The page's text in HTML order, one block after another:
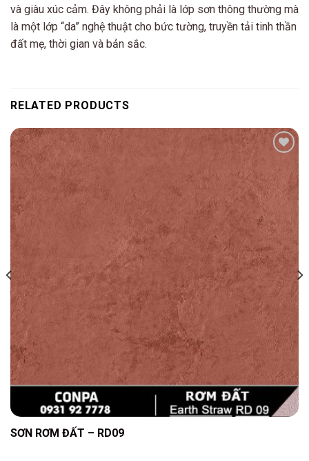
và giàu xúc cảm. Đây không phải là lớp sơn thông thường mà
là một lớp “da” nghệ thuật cho bức tường, truyền tải tinh thần
đất mẹ, thời gian và bản sắc.
RELATED PRODUCTS
wishlist
SƠN RƠM ĐẤT – RD09